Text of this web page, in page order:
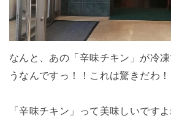
なんと、あの「辛味チキン」が冷
うなんですっ！！これは驚きだわ！
「辛味チキン」って美味しいですよ